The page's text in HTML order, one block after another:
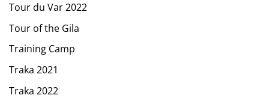
Tour du Var 2022
Tour of the Gila
Training Camp
Traka 2021
Traka 2022